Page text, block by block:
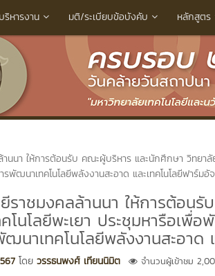
ริหารงาน มติ/ระเบียบข้อบังคับ หลักสูตร
านนา ให้การต้อนรับ คณะผู้บริหาร และนักศึกษา วิทยา
พัฒนาเทคโนโลยีพลังงานสะอาด และเทคโนโลยีฟาร์มอั
ยีราชมงคลล้านนา ให้การต้อน
โนโลยีพะเยา ประชุมหารือเพื่
นาเทคโนโลยีพลังงานสะอาด
โดย วรรธนพงศ์ เทียนนิมิต
จำนวนผู้เข้าชม